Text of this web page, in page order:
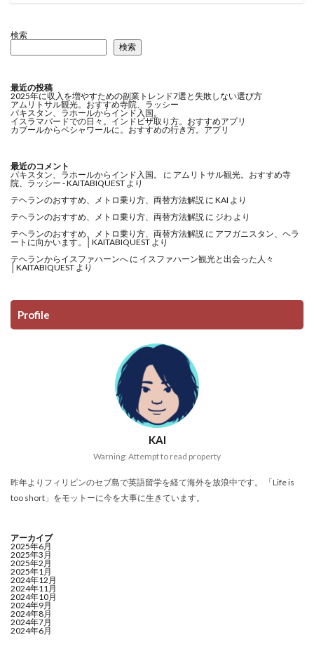
検索
検索
最近の投稿
2025年に収入を増やすための副業トレンド7選と失敗しない選び方
アムリトサル観光。おすすめ寺院、ラッシー
パキスタン、ラホールからインド入国。
イスラマバードでの日々。インドビザ取り方。おすすめアプリ
カブールからペシャワールに。おすすめの行き方。アプリ
最近のコメント
パキスタン、ラホールからインド入国。
に アムリトサル観光。おすすめ寺
院、ラッシー - KAITABIQUEST より
テヘランのおすすめ、メトロ乗り方、両替方法解説 に KAI より
テヘランのおすすめ、メトロ乗り方、両替方法解説 に ジわ より
テヘランのおすすめ、メトロ乗り方、両替方法解説 に アフガニスタン、ヘラ
ートに向かいます。│KAITABIQUEST より
テヘランからイスファハーンへ に イスファハーン観光と出会った人々
│KAITABIQUEST より
Profile
KAI
Warning: Attempt to read property
昨年よりフィリピンのセブ島で英語留学を経て海外を放浪中です。 「Life is
too short」をモットーに今を大事に生きています。
アーカイブ
2025年6月
2025年3月
2025年2月
2025年1月
2024年12月
2024年11月
2024年10月
2024年9月
2024年8月
2024年7月
2024年6月